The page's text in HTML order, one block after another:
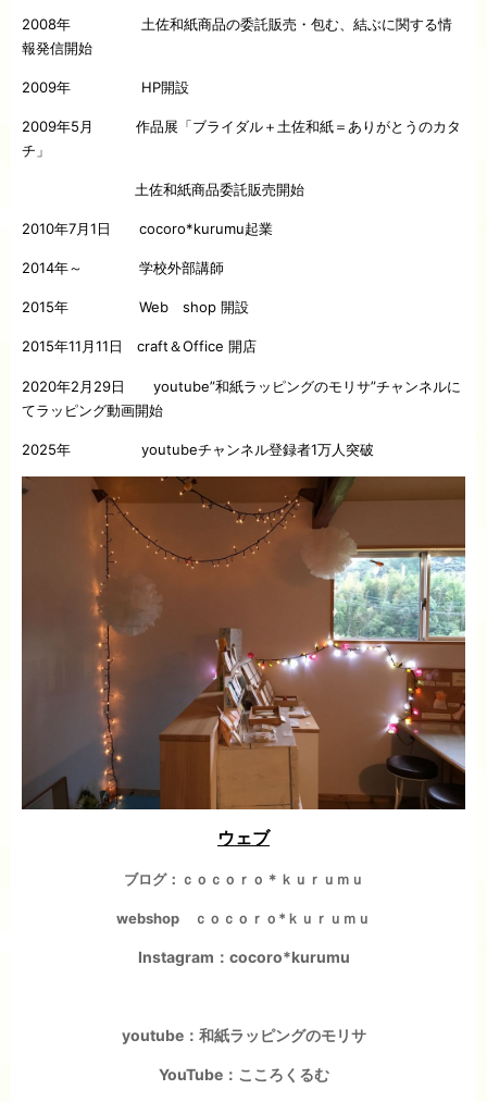
2008年 土佐和紙商品の委託販売・包む、結ぶに関する情
報発信開始
2009年 HP開設
2009年5月 作品展「ブライダル＋土佐和紙＝ありがとうのカタ
チ」
土佐和紙商品委託販売開始
2010年7月1日 cocoro*kurumu起業
2014年～ 学校外部講師
2015年 Web shop 開設
2015年11月11日 craft＆Office 開店
2020年2月29日 youtube”和紙ラッピングのモリサ”チャンネルに
てラッピング動画開始
2025年 youtubeチャンネル登録者1万人突破
ウェブ
ブログ：ｃｏｃｏｒｏ＊ｋｕｒｕｍｕ
webshop ｃｏｃｏｒｏ*ｋｕｒｕｍｕ
Instagram：cocoro*kurumu
youtube：和紙ラッピングのモリサ
YouTube：こころくるむ